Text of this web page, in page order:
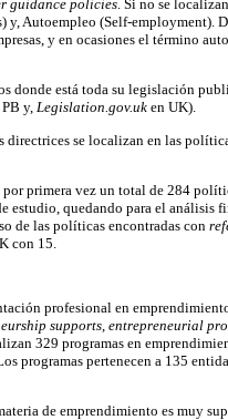
guidance policies. Si no se
y, Autoempleo (Self-employment).
y en ocasiones el término
donde está toda su legislación
y,Legislation.gov.uk en UK).
se localizan en las
primera vez un total de 284
estudio, quedando para el análisis
de las políticas encontradas con
con 15.
profesional en
supports, entrepreneurial
329 programas en
programas pertenecen a 135
de emprendimiento es muy